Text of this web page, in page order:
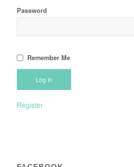
Password
Remember Me
Register